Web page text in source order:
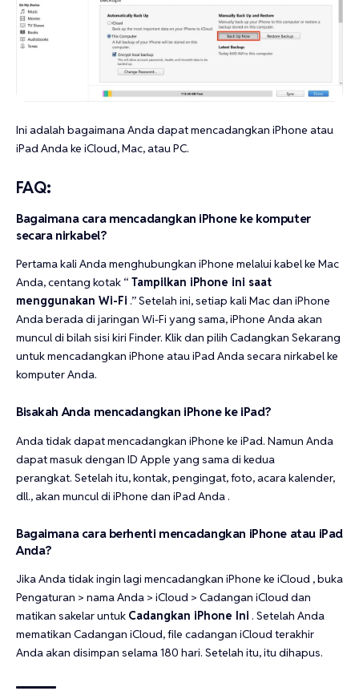
Ini adalah bagaimana Anda dapat mencadangkan iPhone atau
iPad Anda ke iCloud, Mac, atau PC.
FAQ:
Bagaimana cara mencadangkan iPhone ke komputer
secara nirkabel?
Pertama kali Anda menghubungkan iPhone melalui kabel ke Mac
Anda, centang kotak “ Tampilkan iPhone ini saat
menggunakan Wi-Fi .” Setelah ini, setiap kali Mac dan iPhone
Anda berada di jaringan Wi-Fi yang sama, iPhone Anda akan
muncul di bilah sisi kiri Finder. Klik dan pilih Cadangkan Sekarang
untuk mencadangkan iPhone atau iPad Anda secara nirkabel ke
komputer Anda.
Bisakah Anda mencadangkan iPhone ke iPad?
Anda tidak dapat mencadangkan iPhone ke iPad. Namun Anda
dapat masuk dengan ID Apple yang sama di kedua
perangkat. Setelah itu, kontak, pengingat, foto, acara kalender,
dll., akan muncul di iPhone dan iPad Anda .
Bagaimana cara berhenti mencadangkan iPhone atau iPad
Anda?
Jika Anda tidak ingin lagi mencadangkan iPhone ke iCloud , buka
Pengaturan > nama Anda > iCloud > Cadangan iCloud dan
matikan sakelar untuk Cadangkan iPhone Ini . Setelah Anda
mematikan Cadangan iCloud, file cadangan iCloud terakhir
Anda akan disimpan selama 180 hari. Setelah itu, itu dihapus.